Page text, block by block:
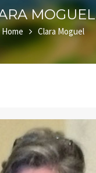
MOGUEL
Home Clara Moguel